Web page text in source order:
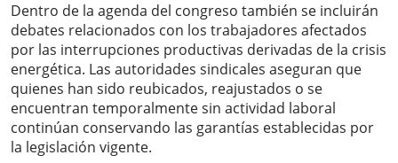
Dentro de la agenda del congreso también se incluirán
debates relacionados con los trabajadores afectados
por las interrupciones productivas derivadas de la crisis
energética. Las autoridades sindicales aseguran que
quienes han sido reubicados, reajustados o se
encuentran temporalmente sin actividad laboral
continúan conservando las garantías establecidas por
la legislación vigente.